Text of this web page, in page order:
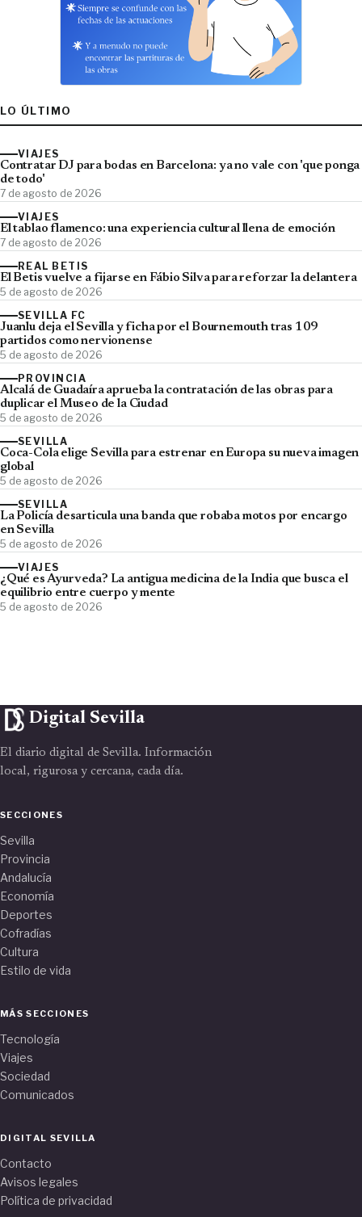
LO ÚLTIMO
VIAJES
Contratar DJ para bodas en Barcelona: ya no vale con 'que ponga
de todo'
7 de agosto de 2026
VIAJES
El tablao flamenco: una experiencia cultural llena de emoción
7 de agosto de 2026
REAL BETIS
El Betis vuelve a fijarse en Fábio Silva para reforzar la delantera
5 de agosto de 2026
SEVILLA FC
Juanlu deja el Sevilla y ficha por el Bournemouth tras 109
partidos como nervionense
5 de agosto de 2026
PROVINCIA
Alcalá de Guadaíra aprueba la contratación de las obras para
duplicar el Museo de la Ciudad
5 de agosto de 2026
SEVILLA
Coca-Cola elige Sevilla para estrenar en Europa su nueva imagen
global
5 de agosto de 2026
SEVILLA
La Policía desarticula una banda que robaba motos por encargo
en Sevilla
5 de agosto de 2026
VIAJES
¿Qué es Ayurveda? La antigua medicina de la India que busca el
equilibrio entre cuerpo y mente
5 de agosto de 2026
Digital Sevilla
El diario digital de Sevilla. Información
local, rigurosa y cercana, cada día.
SECCIONES
Sevilla
Provincia
Andalucía
Economía
Deportes
Cofradías
Cultura
Estilo de vida
MÁS SECCIONES
Tecnología
Viajes
Sociedad
Comunicados
DIGITAL SEVILLA
Contacto
Avisos legales
Política de privacidad